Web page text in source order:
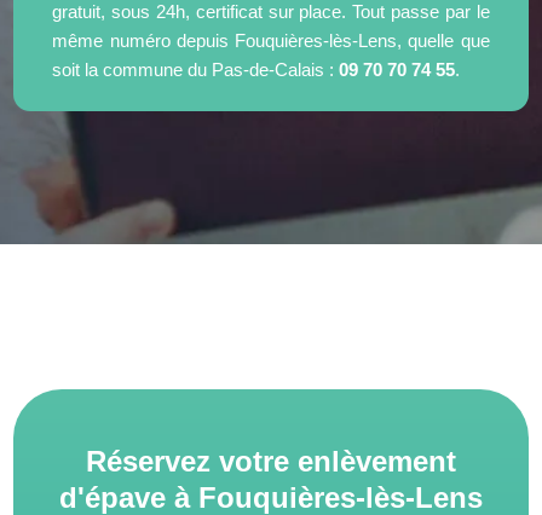
gratuit, sous 24h, certificat sur place. Tout passe par le
même numéro depuis Fouquières-lès-Lens, quelle que
soit la commune du Pas-de-Calais :09 70 70 74 55.
Réservez votre enlèvement
d'épave à Fouquières-lès-Lens